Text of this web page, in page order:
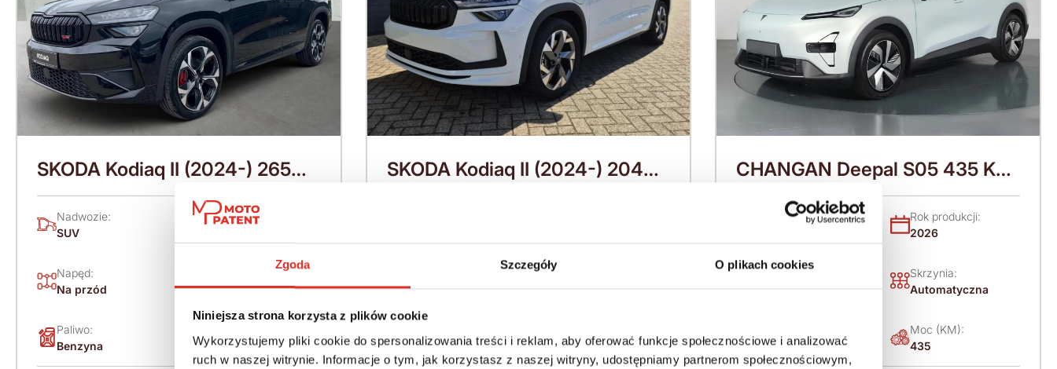
Zgoda Szczegóły O plikach cookies
Niniejsza strona korzysta z plików cookie
Wykorzystujemy pliki cookie do spersonalizowania treści i reklam, aby oferować funkcje społecznościowe i analizować
ruch w naszej witrynie. Informacje o tym, jak korzystasz z naszej witryny, udostępniamy partnerom społecznościowym,
SKODA Kodiaq II (2024-) 265
KM (2026)
Nadwozie:
SUV
Rok produkcji:
Napęd:
Na przód
Automatyczna
Paliwo:
Benzyna
265
SKODA Kodiaq II (2024-) 204
4x4 stały
Automatyczna
Benzyna
204
CHANGAN Deepal S05 435 KM
(2026)
Nadwozie:
Rok produkcji:
2026
Napęd:
4x4 stały
Skrzynia:
Automatyczna
Elektryczny
Moc (KM):
435